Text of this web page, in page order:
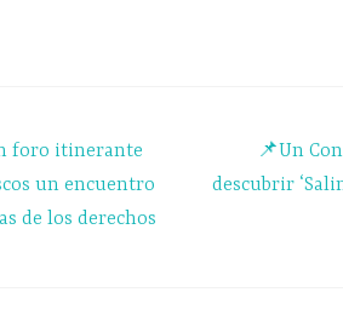
m
r
foro itinerante
un encuentro
de los derechos
📌Un
descubrir